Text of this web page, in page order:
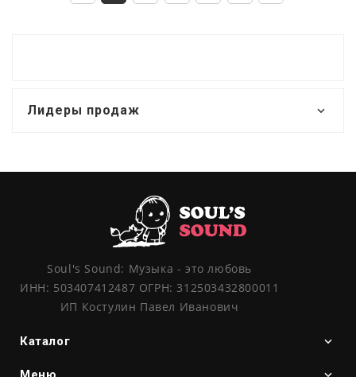
Лидеры продаж
Soul's Sound: Музыка - это любовь
ИНН: 503407412487 ОГРН: 312503432800011
ИП Костулин Павел Иванович
Каталог